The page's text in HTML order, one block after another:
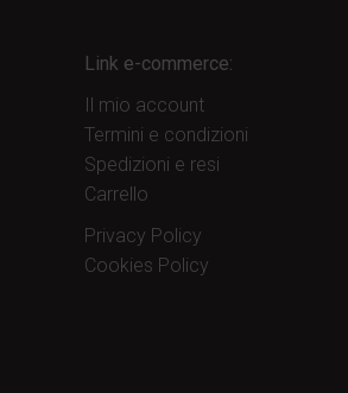
Link e-commerce:
Il mio account
Termini e condizioni
Spedizioni e resi
Carrello
Privacy Policy
Cookies Policy